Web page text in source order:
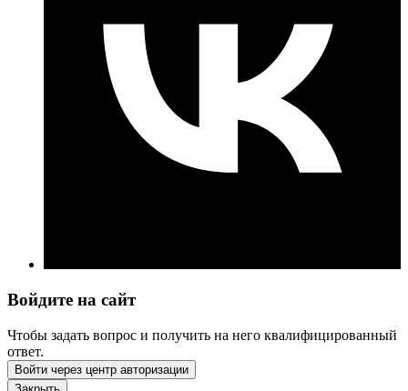
Войдите на сайт
Чтобы задать вопрос и получить на него квалифицированный
ответ.
Войти через центр авторизации